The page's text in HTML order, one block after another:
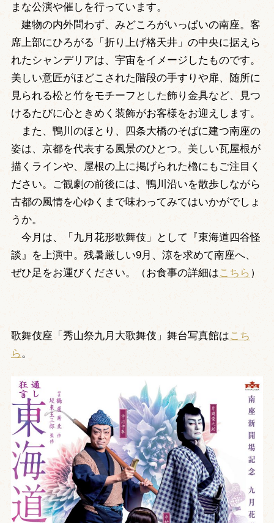
まな公演や催しを行っています。
建物の内外問わず、みどころがいっぱいの南座。客
席上部にひろがる「折り上げ格天井」の中央に据えら
れたシャンデリアは、宇宙をイメージしたものです。
美しい意匠がほどこされた階段の手すりや扉、随所に
見られる松と竹をモチーフとした飾り金具など、見つ
けるたびに心ときめく装飾がお客様をお迎えします。
また、鴨川のほとり、四条大橋のそばに建つ南座の
姿は、京都を代表する風景のひとつ。美しい瓦屋根が
描くラインや、屋根の上に掲げられた櫓にもご注目く
ださい。ご観劇の前後には、鴨川沿いを散歩しながら
古都の風情を心ゆくまで味わってみてはいかがでしょ
うか。
今月は、「九月花形歌舞伎」として『東海道四谷怪
談』を上演中。残暑厳しい9月、涼を求めて南座へ、
ぜひ足をお運びください。（お食事の詳細はこちら ）
歌舞伎座「秀山祭九月大歌舞伎」舞台写真館はこち
ら 。